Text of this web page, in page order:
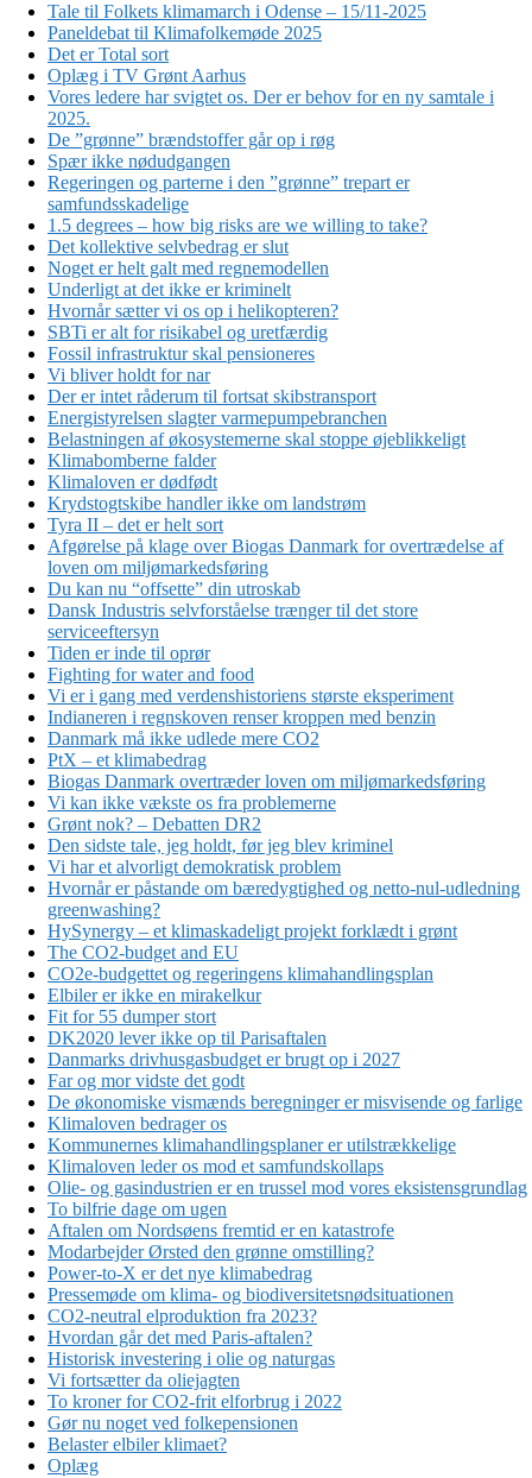
Tale til Folkets klimamarch i Odense – 15/11-2025
Paneldebat til Klimafolkemøde 2025
Det er Total sort
Oplæg i TV Grønt Aarhus
Vores ledere har svigtet os. Der er behov for en ny samtale i
2025.
De ”grønne” brændstoffer går op i røg
Spær ikke nødudgangen
Regeringen og parterne i den ”grønne” trepart er
samfundsskadelige
1.5 degrees – how big risks are we willing to take?
Det kollektive selvbedrag er slut
Noget er helt galt med regnemodellen
Underligt at det ikke er kriminelt
Hvornår sætter vi os op i helikopteren?
SBTi er alt for risikabel og uretfærdig
Fossil infrastruktur skal pensioneres
Vi bliver holdt for nar
Der er intet råderum til fortsat skibstransport
Energistyrelsen slagter varmepumpebranchen
Belastningen af økosystemerne skal stoppe øjeblikkeligt
Klimabomberne falder
Klimaloven er dødfødt
Krydstogtskibe handler ikke om landstrøm
Tyra II – det er helt sort
Afgørelse på klage over Biogas Danmark for overtrædelse af
loven om miljømarkedsføring
Du kan nu “offsette” din utroskab
Dansk Industris selvforståelse trænger til det store
serviceeftersyn
Tiden er inde til oprør
Fighting for water and food
Vi er i gang med verdenshistoriens største eksperiment
Indianeren i regnskoven renser kroppen med benzin
Danmark må ikke udlede mere CO2
PtX – et klimabedrag
Biogas Danmark overtræder loven om miljømarkedsføring
Vi kan ikke vækste os fra problemerne
Grønt nok? – Debatten DR2
Den sidste tale, jeg holdt, før jeg blev kriminel
Vi har et alvorligt demokratisk problem
Hvornår er påstande om bæredygtighed og netto-nul-udledning
greenwashing?
HySynergy – et klimaskadeligt projekt forklædt i grønt
The CO2-budget and EU
CO2e-budgettet og regeringens klimahandlingsplan
Elbiler er ikke en mirakelkur
Fit for 55 dumper stort
DK2020 lever ikke op til Parisaftalen
Danmarks drivhusgasbudget er brugt op i 2027
Far og mor vidste det godt
De økonomiske vismænds beregninger er misvisende og farlige
Klimaloven bedrager os
Kommunernes klimahandlingsplaner er utilstrækkelige
Klimaloven leder os mod et samfundskollaps
Olie- og gasindustrien er en trussel mod vores eksistensgrundlag
To bilfrie dage om ugen
Aftalen om Nordsøens fremtid er en katastrofe
Modarbejder Ørsted den grønne omstilling?
Power-to-X er det nye klimabedrag
Pressemøde om klima- og biodiversitetsnødsituationen
CO2-neutral elproduktion fra 2023?
Hvordan går det med Paris-aftalen?
Historisk investering i olie og naturgas
Vi fortsætter da oliejagten
To kroner for CO2-frit elforbrug i 2022
Gør nu noget ved folkepensionen
Belaster elbiler klimaet?
Oplæg